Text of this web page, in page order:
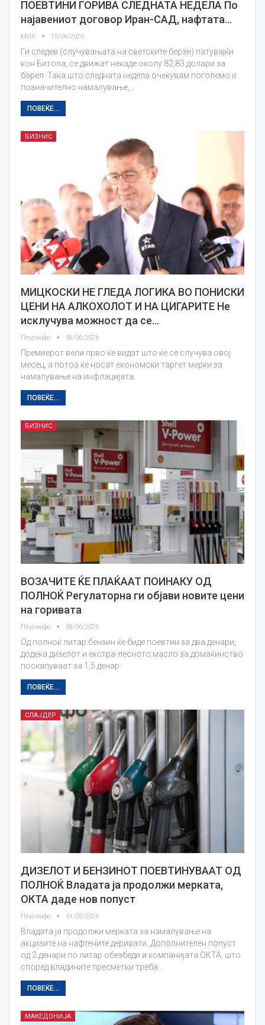
ПОЕВТИНИ ГОРИВА СЛЕДНАТА НЕДЕЛА По
најавениот договор Иран-САД, нафтата…
МИА 15/06/2026
Ги следев (случувањата на светските берзи) патувајќи
кон Битола, се движат некаде околу 82,83 долари за
барел. Така што следната недела очекувам поголемо и
позначително намалување,…
ПОВЕЌЕ...
БИЗНИС
МИЦКОСКИ НЕ ГЛЕДА ЛОГИКА ВО ПОНИСКИ
ЦЕНИ НА АЛКОХОЛОТ И НА ЦИГАРИТЕ Не
исклучува можност да се…
Плусинфо 09/06/2026
Премиерот вели прво ќе видат што ќе се случува овој
месец, а потоа ќе носат економски таргет мерки за
намалување на инфлацијата.
ПОВЕЌЕ...
БИЗНИС
ВОЗАЧИТЕ ЌЕ ПЛАЌААТ ПОИНАКУ ОД
ПОЛНОЌ Регулаторна ги објави новите цени
на горивата
Плусинфо 08/06/2026
Од полноќ литар бензин ќе биде поевтин за два денари,
додека дизелот и екстра-лесното масло за домаќинство
поскапуваат за 1,5 денар.
ПОВЕЌЕ...
СЛАЈДЕР
ДИЗЕЛОТ И БЕНЗИНОТ ПОЕВТИНУВААТ ОД
ПОЛНОЌ Владата ја продолжи мерката,
ОКТА даде нов попуст
Плусинфо 31/05/2026
Владата ја продолжи мерката за намалување на
акцизите на нафтените деривати. Дополнителен попуст
од 2 денари по литар обезбеди и компанијата ОКТА, што
според владините пресметки треба…
ПОВЕЌЕ...
МАКЕДОНИЈА